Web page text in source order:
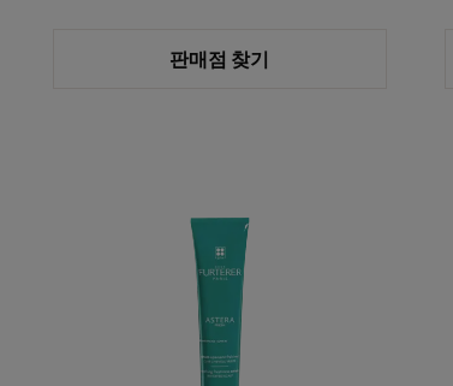
강
판매점 찾기
테
라
프
쉬
수